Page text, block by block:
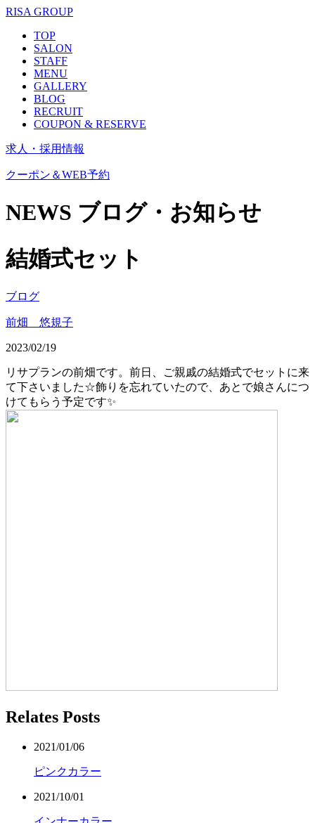
RISA GROUP
TOP
SALON
STAFF
MENU
GALLERY
BLOG
RECRUIT
COUPON & RESERVE
求人・採用情報
クーポン＆WEB予約
NEWS ブログ・お知らせ
結婚式セット
ブログ
前畑 悠規子
2023/02/19
リサプランの前畑です。前日、ご親戚の結婚式でセットに来
て下さいました☆飾りを忘れていたので、あとで娘さんにつ
けてもらう予定です✨
Relates Posts
2021/01/06
ピンクカラー
2021/10/01